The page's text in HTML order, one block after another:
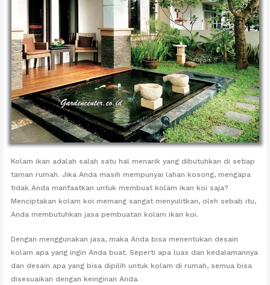
Kolam ikan adalah salah satu hal menarik yang dibutuhkan di setiap
taman rumah. Jika Anda masih mempunyai lahan kosong, mengapa
tidak Anda manfaatkan untuk membuat kolam ikan koi saja?
Menciptakan kolam koi memang sangat menyulitkan, oleh sebab itu,
Anda membutuhkan jasa pembuatan kolam ikan koi.
Dengan menggunakan jasa, maka Anda bisa menentukan desain
kolam apa yang ingin Anda buat. Seperti apa luas dan kedalamannya
dan desain apa yang bisa dipilih untuk kolam di rumah, semua bisa
disesuaikan dengan keinginan Anda.